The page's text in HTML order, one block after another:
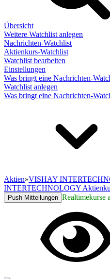
Übersicht
Weitere Watchlist anlegen
Nachrichten-Watchlist
Aktienkurs-Watchlist
Watchlist bearbeiten
Einstellungen
Was bringt eine Nachrichten-
Watchlist anlegen
Was bringt eine Nachrichten-
Aktien»VISHAY
INTERTECHNOLOGY
Push Mitteilungen Realtimekurse